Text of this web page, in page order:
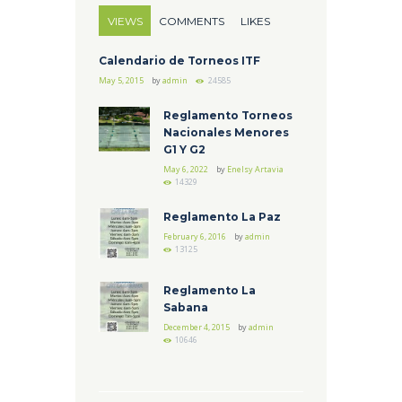
VIEWS COMMENTS LIKES
Calendario de Torneos ITF
May 5, 2015 byadmin 24585
Reglamento Torneos
Nacionales Menores
G1 Y G2
May 6, 2022 by Enelsy Artavia
14329
Reglamento La Paz
February 6, 2016 byadmin
13125
Reglamento La
Sabana
December 4, 2015 byadmin
10646